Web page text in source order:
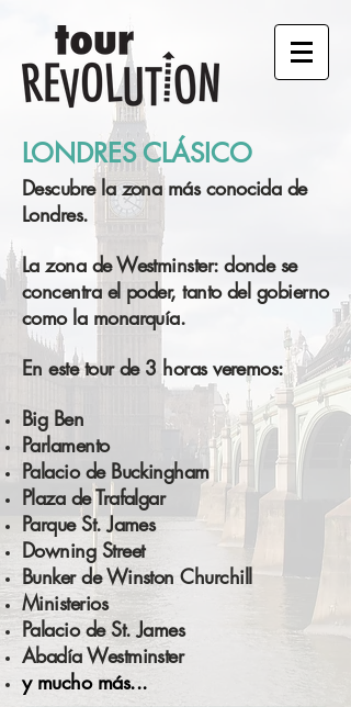
LONDRES CLÁSICO
Descubre la zona más conocida de
Londres.
La zona de Westminster: donde se
concentra el poder, tanto del gobierno
como la monarquía.
En este tour de 3 horas veremos:
Big Ben
Parlamento
Palacio de Buckingham
Plaza de Trafalgar
Parque St. James
Downing Street
Bunker de Winston Churchill
Ministerios
Palacio de St. James
Abadía Westminster
y mucho más...